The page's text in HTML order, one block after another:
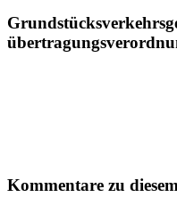
Grundstücks­verkehrs­
über­tragungs­verord­
Kommentare zu